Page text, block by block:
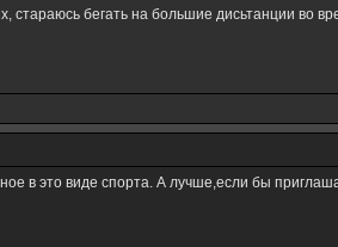
стараюсь бегать на большие дисьтанции
в это виде спорта. А лучше,если бы